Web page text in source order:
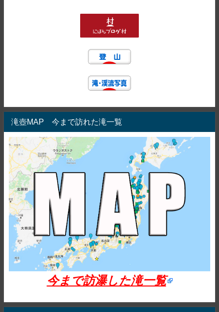
滝壺MAP 今まで訪れた滝一覧
今まで訪瀑した滝一覧